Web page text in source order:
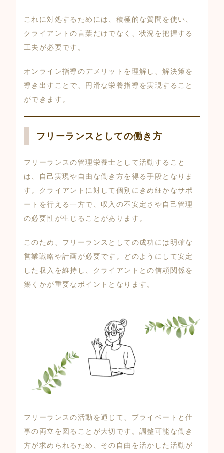
これに対処するためには、積極的な質問を使い、
クライアントの言葉だけでなく、状況を把握する
工夫が必要です。
オンライン指導のデメリットを理解し、解決策を
導き出すことで、円滑な栄養指導を実現すること
ができます。
フリーランスとしての働き方
フリーランスの管理栄養士として活動すること
は、自己実現や自由な働き方を得る手段となりま
す。クライアントに対して個別にきめ細かなサポ
ートを行える一方で、収入の不安定さや自己管理
の必要性が生じることがあります。
このため、フリーランスとしての成功には明確な
営業戦略や計画が必要です。どのようにして安定
した収入を維持し、クライアントとの信頼関係を
築くかが重要なポイントとなります。
フリーランスの活動を通じて、プライベートと仕
事の両立を図ることが大切です。調整可能な働き
方が求められるため、その自由を活かした活動が